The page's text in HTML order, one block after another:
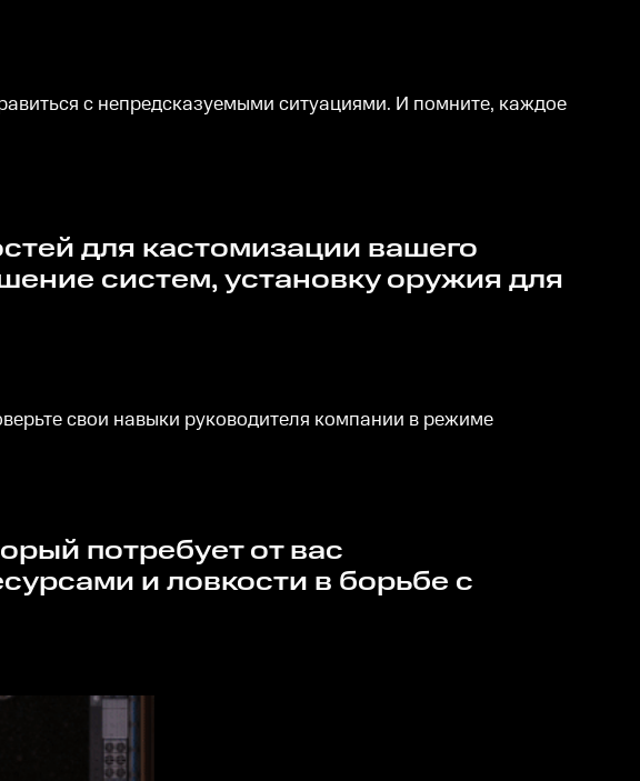
с непредсказуемыми ситуациями. И помните, каждое
систем, установку оружия для
свои навыки руководителя компании в режиме
и ловкости в борьбе с